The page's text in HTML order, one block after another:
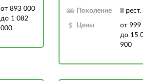
от 893 000
до 1 082
000
Поколение II рест.
Цены
от 999
до 15
900